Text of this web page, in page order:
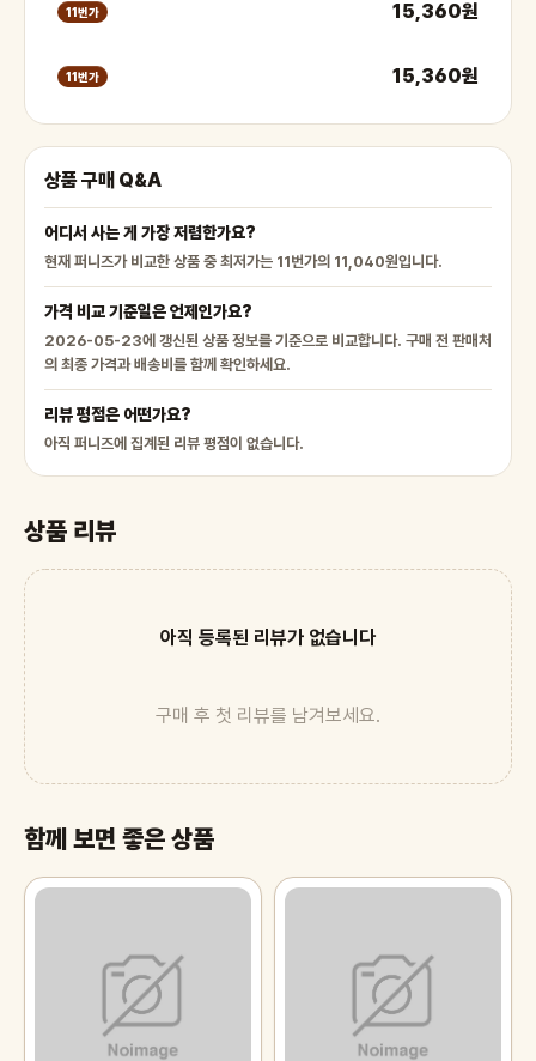
11번가 15,360원
11번가 15,360원
상품 구매 Q&A
어디서 사는 게 가장 저렴한가요?
현재 퍼니즈가 비교한 상품 중 최저가는 11번가의 11,040원입니다.
가격 비교 기준일은 언제인가요?
2026-05-23에 갱신된 상품 정보를 기준으로 비교합니다. 구매 전 판매처
의 최종 가격과 배송비를 함께 확인하세요.
리뷰 평점은 어떤가요?
아직 퍼니즈에 집계된 리뷰 평점이 없습니다.
상품 리뷰
아직 등록된 리뷰가 없습니다
구매 후 첫 리뷰를 남겨보세요.
함께 보면 좋은 상품